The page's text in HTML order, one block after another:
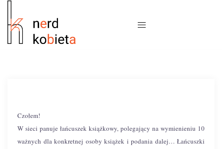
Czołem!
W sieci panuje łańcuszek książkowy, polegający na wymienieniu 10
ważnych dla konkretnej osoby książek i podania dalej… Łańcuszki